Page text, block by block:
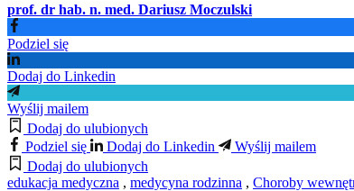
prof. dr hab. n. med. Dariusz Moczulski
Podziel się
Dodaj do Linkedin
Wyślij mailem
Dodaj do ulubionych
Podziel się
Dodaj do Linkedin
Wyślij mailem
Dodaj do ulubionych
edukacja medyczna , medycyna rodzinna , Choroby